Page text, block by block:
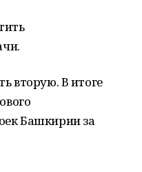
вторую. В итоге
Башкирии за